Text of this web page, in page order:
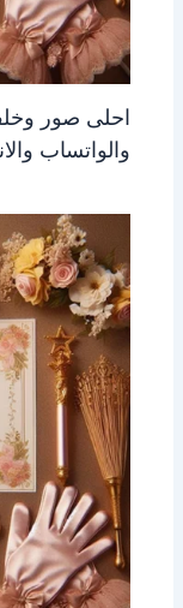
احلى صور
والواتساب